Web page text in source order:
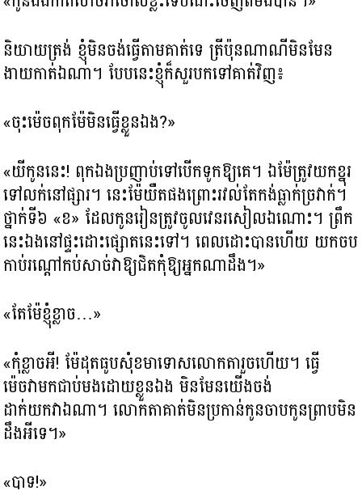
និយាយត្រង់ ខ្ញុំមិនចង់ធ្វើតាមគាត់ទេ ត្រីប៉ុនណាណីមិនមែន
ងាយកាត់ឯណា។ បែបនេះខ្ញុំក៏សួរបកទៅគាត់វិញ៖
«ចុះម៉េចពុកម៉ែមិនធ្វើខ្លួនឯង?»
«យីកូននេះ! ពុកឯងប្រញាប់ទៅបើកទូកឱ្យគេ។ ឯម៉ែត្រូវយកខ្នុរ
ទៅលក់នៅផ្សារ។ នេះម៉ែយឺតផងព្រោះរវល់តែកង់ធ្លាក់ច្រវាក់។
ថ្នាក់ទី៦ «ខ» ដែលកូនរៀនត្រូវចូលវេនរសៀលឯណោះ។ ព្រឹក
នេះឯងនៅផ្ទះដោះផ្សោតនេះទៅ។ ពេលដោះបានហើយ យកចប
កាប់រណ្តៅកប់សាច់វាឱ្យជិតកុំឱ្យអ្នកណាដឹង។»
«តែម៉ែខ្ញុំខ្លាច…»
«កុំខ្លាចអី! ម៉ែដុតធូបសុំខមាទោសលោកតារួចហើយ។​ ធ្វើ
ម៉េចវាមកជាប់មងដោយខ្លួនឯង មិនមែនយើងចង់
ដាក់យកវាឯណា។ លោកតាគាត់មិនប្រកាន់កូនចាបកូនព្រាបមិន
ដឹងអីទេ។»
«បាទ!»